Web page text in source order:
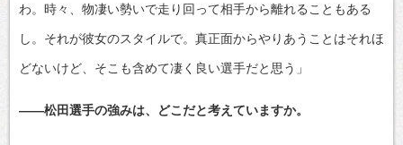
わ。時々、物凄い勢いで走り回って相手から離れることもある
し。それが彼女のスタイルで。真正面からやりあうことはそれほ
どないけど、そこも含めて凄く良い選手だと思う」
――松田選手の強みは、どこだと考えていますか。